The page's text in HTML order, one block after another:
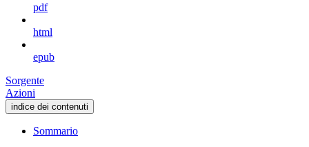
pdf
html
epub
Sorgente
Azioni
indice dei contenuti
Sommario